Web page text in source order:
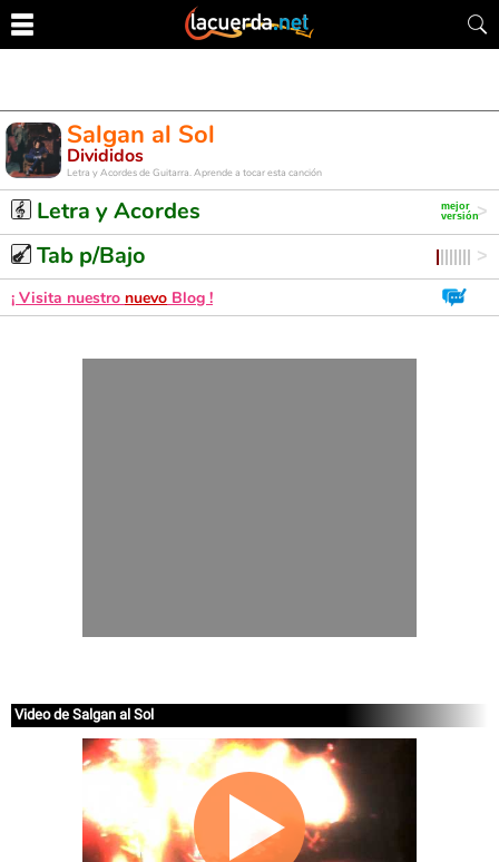
Salgan al Sol
Divididos
Letra y Acordes de Guitarra. Aprende a tocar esta canción
Letra y Acordes
Tab p/Bajo
¡ Visita nuestro nuevo Blog !
Video de Salgan al Sol